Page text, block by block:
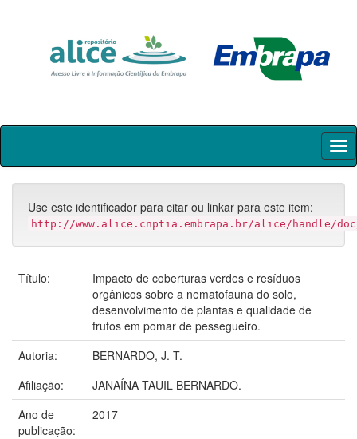
Skip
Use este identificador para citar ou linkar para este item:
http://www.alice.cnptia.embrapa.br/alice/handle/doc/
Título:
Impacto de coberturas verdes e resíduos
orgânicos sobre a nematofauna do solo,
desenvolvimento de plantas e qualidade de
frutos em pomar de pessegueiro.
Autoria:
BERNARDO, J. T.
Afiliação:
JANAÍNA TAUIL BERNARDO.
Ano de
publicação:
2017